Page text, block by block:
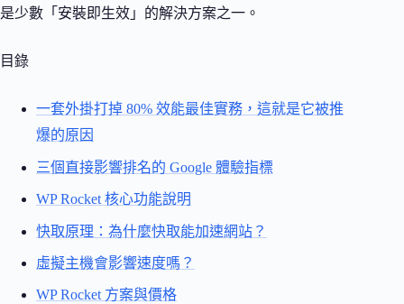
是少數「安裝即生效」的解決方案之一。
目錄
一套外掛打掉 80% 效能最佳實務，這就是它被推
爆的原因
三個直接影響排名的 Google 體驗指標
WP Rocket 核心功能說明
快取原理：為什麼快取能加速網站？
虛擬主機會影響速度嗎？
WP Rocket 方案與價格